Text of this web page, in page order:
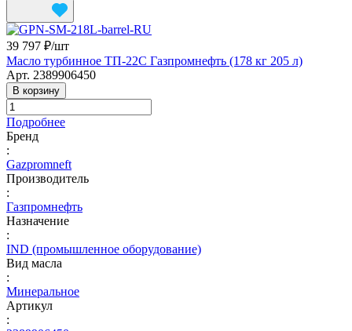
39 797 ₽/шт
Масло турбинное ТП-22С Газпромнефть (178 кг 205 л)
Арт. 2389906450
В корзину
Подробнее
Бренд
:
Gazpromneft
Производитель
:
Газпромнефть
Назначение
:
IND (промышленное оборудование)
Вид масла
:
Минеральное
Артикул
: